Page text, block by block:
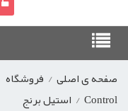
صفحه ی اصلی / فروشگاه
Control
/ استیل برنج